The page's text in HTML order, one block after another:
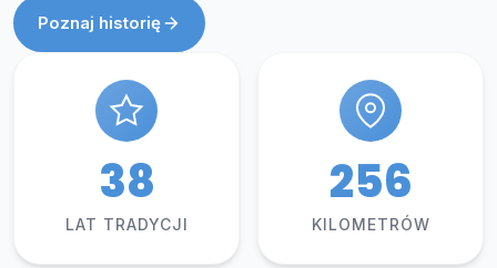
Poznaj historię
48
LAT TRADYCJI
320
KILOMETRÓW